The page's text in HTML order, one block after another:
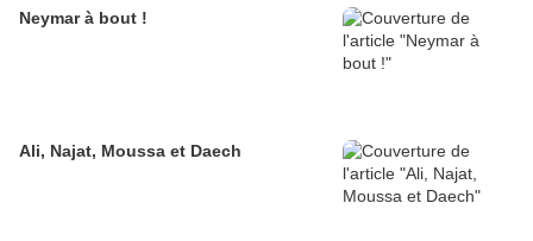
Neymar à bout !
Ali, Najat, Moussa et Daech